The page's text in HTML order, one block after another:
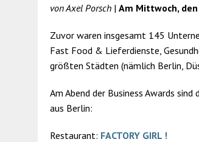
von Axel Porsch | Am Mittwoch,
Zuvor waren insgesamt 145
Fast Food & Lieferdienste,
größten Städten (nämlich Berlin,
Am Abend der Business Awards
aus Berlin:
Restaurant: FACTORY GIRL !